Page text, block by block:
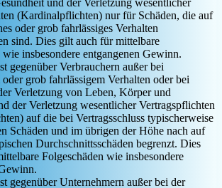
und der Verletzung wesentlicher
(Kardinalpflichten) nur für Schäden, die auf
oder grob fahrlässiges Verhalten
sind. Dies gilt auch für mittelbare
wie insbesondere entgangenen Gewinn.
gegenüber Verbrauchern außer bei
grob fahrlässigem Verhalten oder bei
Verletzung von Leben, Körper und
der Verletzung wesentlicher Vertragspflichten
auf die bei Vertragsschluss typischerweise
Schäden und im übrigen der Höhe nach auf
Durchschnittsschäden begrenzt. Dies
Folgeschäden wie insbesondere
gegenüber Unternehmern außer bei der